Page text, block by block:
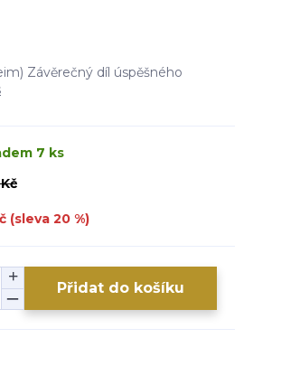
Závěrečný díl úspěšného
7 ks
(sleva 20 %)
Přidat do košíku